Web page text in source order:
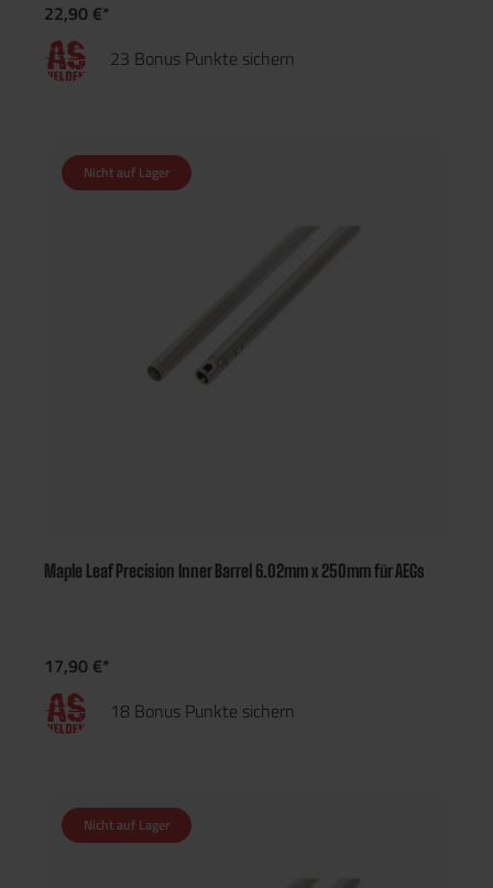
22,90 €*
23 Bonus Punkte sichern
Nicht auf Lager
Maple Leaf Precision Inner Barrel 6.02mm x 250mm für AEGs
17,90 €*
18 Bonus Punkte sichern
Nicht auf Lager